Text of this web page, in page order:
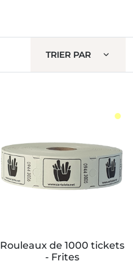
TRIER PAR
Rouleaux de 1000 tickets
- Frites